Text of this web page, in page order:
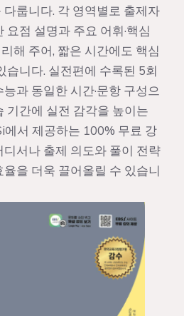
룹니다. 각 영역별로 출제자
요점 설명과 주요 어휘·핵심
해 주어, 짧은 시간에도 핵심
습니다. 실전편에 수록된 5회
과 동일한 시간·문항 구성으
기간에 실전 감각을 높이는
에서 제공하는 100% 무료 강
서나 출제 의도와 풀이 전략
을 더욱 끌어올릴 수 있습니